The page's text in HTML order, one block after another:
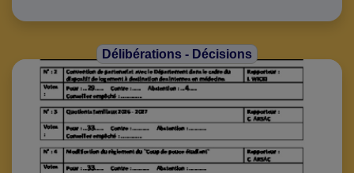
Délibérations - Décisions